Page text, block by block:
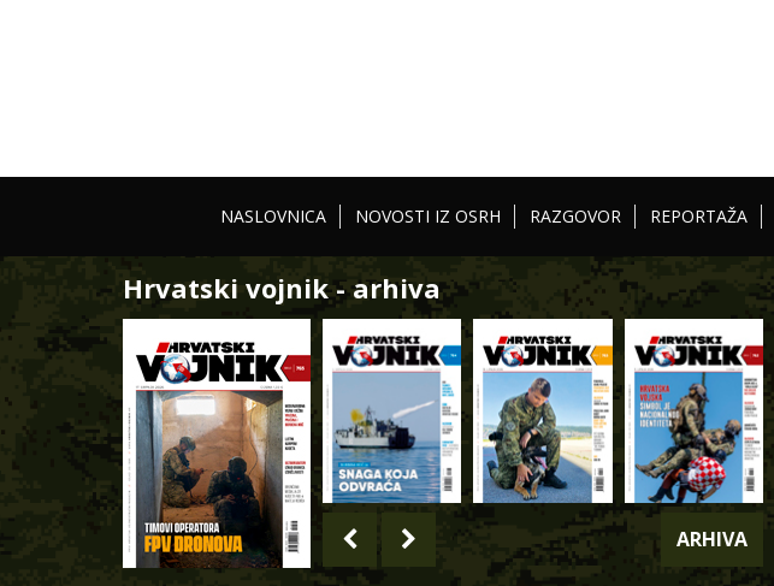
NASLOVNICA NOVOSTI IZ OSRH RAZGOVOR REPORTAŽA
Hrvatski vojnik - arhiva
ARHIVA